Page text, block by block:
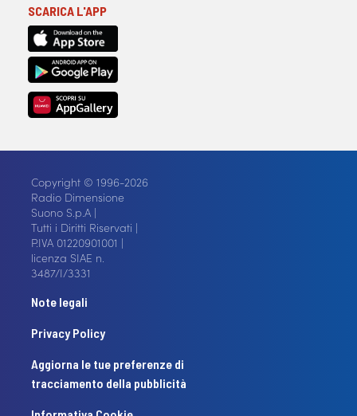
SCARICA L'APP
Copyright © 1996-2026
Radio Dimensione
Suono S.p.A |
Tutti i Diritti Riservati |
P.IVA 01220901001 |
licenza SIAE n.
3487/I/3331
Note legali
Privacy Policy
Aggiorna le tue preferenze di
tracciamento della pubblicità